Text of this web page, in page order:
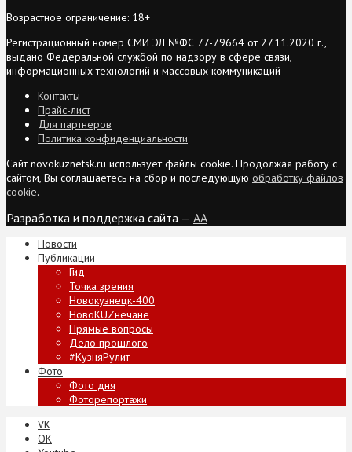
Возрастное ограничение: 18+
Регистрационный номер СМИ ЭЛ №ФС 77-79664 от 27.11.2020 г.,
выдано Федеральной службой по надзору в сфере связи,
информационных технологий и массовых коммуникаций
Контакты
Прайс-лист
Для партнеров
Политика конфиденциальности
Сайт novokuznetsk.ru использует файлы cookie. Продолжая работу с
сайтом, Вы соглашаетесь на сбор и последующую обработку файлов
cookie.
Разработка и поддержка сайта — AA
Новости
Публикации
Гид
Точка зрения
Новокузнецк-400
НовоKUZнечане
Прямые вопросы
Дело прошлого
#КузняРулит
Фото
Фото дня
Фоторепортажи
VK
ОК